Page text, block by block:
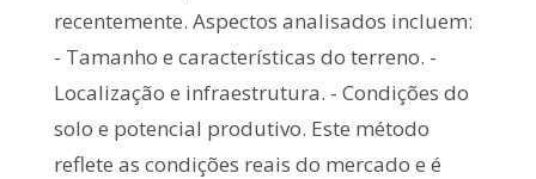
recentemente. Aspectos analisados incluem:
- Tamanho e características do terreno. -
Localização e infraestrutura. - Condições do
solo e potencial produtivo. Este método
reflete as condições reais do mercado e é